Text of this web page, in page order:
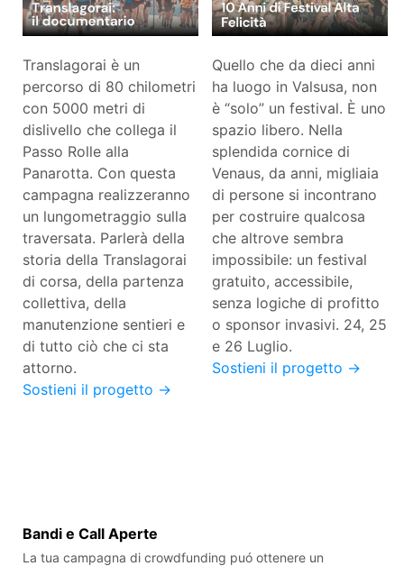
Translagorai è un
percorso di 80 chilometri
con 5000 metri di
dislivello che collega il
Passo Rolle alla
Panarotta. Con questa
campagna realizzeranno
un lungometraggio sulla
traversata. Parlerà della
storia della Translagorai
di corsa, della partenza
collettiva, della
manutenzione sentieri e
di tutto ciò che ci sta
attorno.
Sostieni il progetto →
Quello che da dieci anni
ha luogo in Valsusa, non
è “solo” un festival. È uno
spazio libero. Nella
splendida cornice di
Venaus, da anni, migliaia
di persone si incontrano
per costruire qualcosa
che altrove sembra
impossibile: un festival
gratuito, accessibile,
senza logiche di profitto
o sponsor invasivi. 24, 25
e 26 Luglio.
Sostieni il progetto →
Bandi e Call Aperte
La tua campagna di crowdfunding puó ottenere un